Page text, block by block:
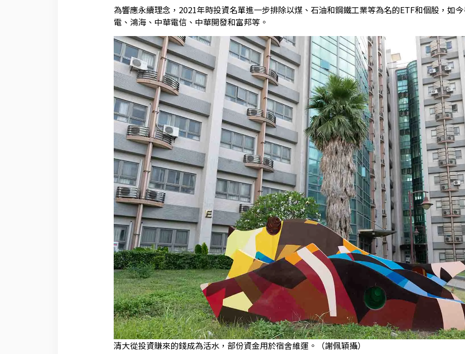
為響應永續理念，2021年時投資名單進一步排除以煤、石油和鋼鐵工業等為名的ETF和個股，如
電、鴻海、中華電信、中華開發和富邦等。
清大從投資賺來的錢成為活水，部份資金用於宿舍維運。（謝佩穎攝）